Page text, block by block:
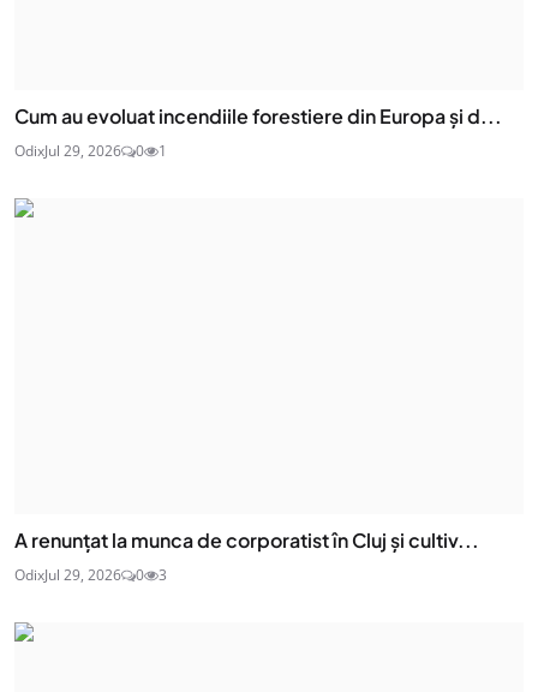
Cum au evoluat incendiile forestiere din Europa și d...
OdixJul 29, 2026 0 1
A renunțat la munca de corporatist în Cluj și cultiv...
OdixJul 29, 2026 0 3